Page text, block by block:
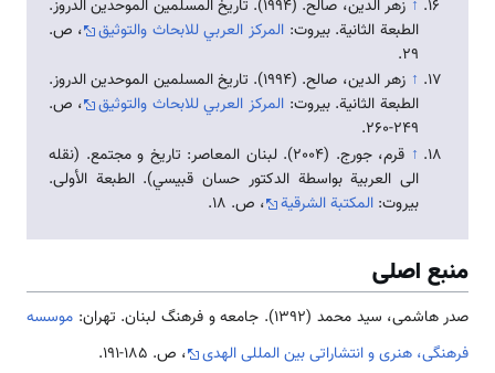
↑
زهر الدين، صالح. (1994). تاريخ المسلمين الموحدين الدروز.
الطبعة الثانية. بیروت: المركز العربي للابحاث والتوثيق
، ص.
۲۹.
↑
زهر الدين، صالح. (1994). تاريخ المسلمين الموحدين الدروز.
الطبعة الثانية. بیروت: المركز العربي للابحاث والتوثيق
، ص.
۲۴۹-۲۶۰.
↑
قرم، جورج. (2004). لبنان المعاصر: تاریخ و مجتمع. (نقله
الى العربية بواسطة الدكتور حسان قبيسي). الطبعة الأولى.
بيروت: المكتبة الشرقية ، ص. ۱۸.
منبع اصلی
صدر هاشمی، سید محمد (1392). جامعه و فرهنگ لبنان. تهران:
موسسه
فرهنگی، هنری و انتشاراتی بین المللی الهدی
، ص. 185-191.